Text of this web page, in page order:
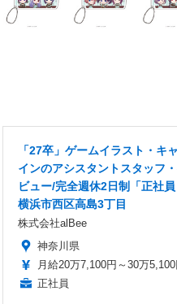
「27卒」ゲームイラスト・キ
インのアシスタントスタッフ
ビュー/完全週休2日制「正社
横浜市西区高島3丁目
株式会社alBee
神奈川県
月給20万7,100円～30万5,100
正社員